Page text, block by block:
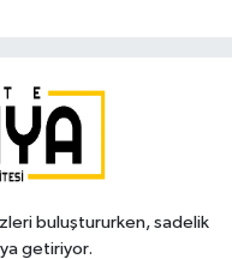
buluştururken, sadelik
getiriyor.